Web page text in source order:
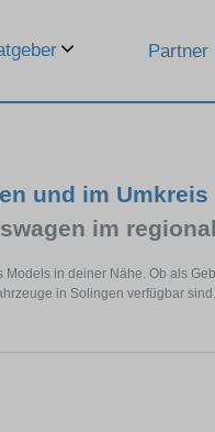
Partner
und im
im
in deiner Nähe. Ob als
in Solingen verfügbar sind.